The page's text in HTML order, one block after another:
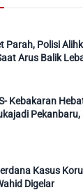
Parah, Polisi
Arus Balik
Kebakaran
Pekanbaru,
Kasus
Digelar